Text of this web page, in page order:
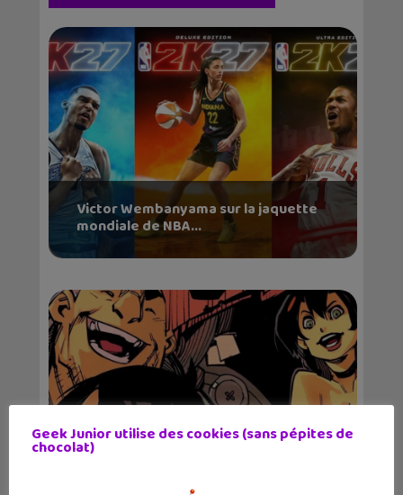
Victor Wembanyama sur la jaquette
mondiale de NBA...
Geek Junior utilise des cookies (sans pépites de
chocolat)